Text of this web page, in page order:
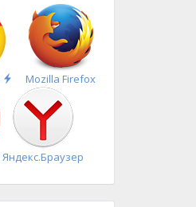
Быстрая
установка
Mozilla Firefox
Яндекс.Браузер